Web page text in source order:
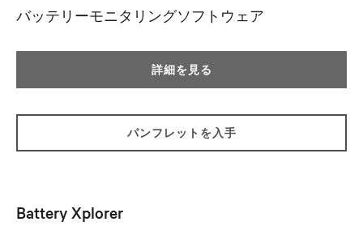
バッテリーモニタリングソフトウェア
詳細を見る
パンフレットを入手
Battery Xplorer